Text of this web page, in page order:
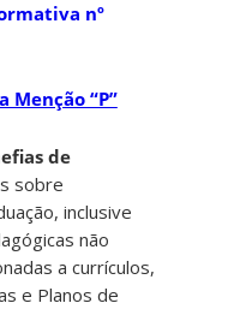
nº
Menção “P”
de
sobre
inclusive
não
a currículos,
e Planos de